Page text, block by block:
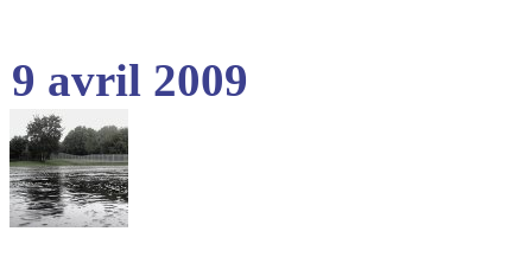
9 avril 2009